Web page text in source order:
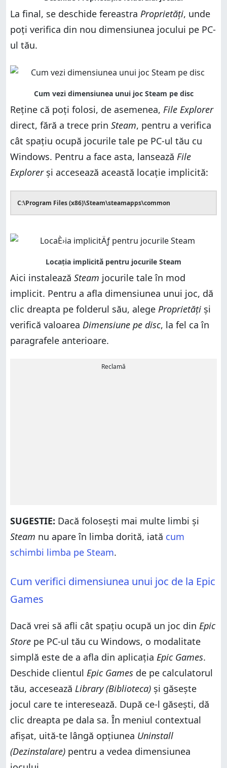
La final, se deschide fereastra Proprietăți, unde
poți verifica din nou dimensiunea jocului pe PC-
ul tău.
Reține că poți folosi, de asemenea, File Explorer
direct, fără a trece prin Steam, pentru a verifica
cât spațiu ocupă jocurile tale pe PC-ul tău cu
Windows. Pentru a face asta, lansează File
Explorerși accesează această locație implicită:
C:\Program Files (x86)\Steam\steamapps\common
Aici instalează Steam jocurile tale în mod
implicit. Pentru a afla dimensiunea unui joc, dă
clic dreapta pe folderul său, alege Proprietăți și
verifică valoarea Dimensiune pe disc, la fel ca în
paragrafele anterioare.
Reclamă
SUGESTIE: Dacă folosești mai multe limbi și
Steam nu apare în limba dorită, iată cum
schimbi limba pe Steam.
Cum verifici dimensiunea unui joc de la Epic
Games
Dacă vrei să afli cât spațiu ocupă un joc din Epic
Store pe PC-ul tău cu Windows, o modalitate
simplă este de a afla din aplicația Epic Games.
Deschide clientul Epic Games de pe calculatorul
tău, accesează Library (Biblioteca) și găsește
jocul care te interesează. După ce-l găsești, dă
clic dreapta pe dala sa. În meniul contextual
afișat, uită-te lângă opțiunea Uninstall
(Dezinstalare) pentru a vedea dimensiunea